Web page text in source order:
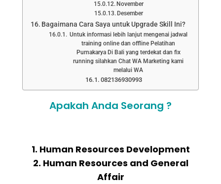
November
Desember
Bagaimana Cara Saya untuk Upgrade Skill Ini?
Untuk informasi lebih lanjut mengenai jadwal
training online dan offline Pelatihan
Purnakarya Di Bali yang terdekat dan fix
running silahkan Chat WA Marketing kami
melalui WA
082136930993
Apakah Anda Seorang ?
1. Human Resources Development
2. Human Resources and General
Affair